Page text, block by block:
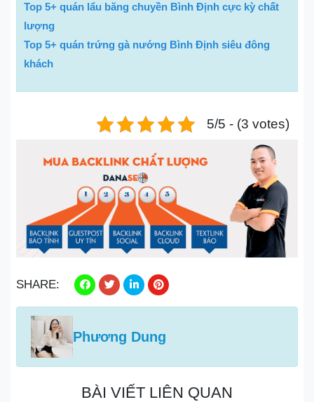
Top 5+ quán lẩu băng chuyền Bình Định cực kỳ chất
lượng
Top 5+ quán trứng gà nướng Bình Định siêu đông
khách
5/5 - (3 votes)
SHARE:
Phương Dung
BÀI VIẾT LIÊN QUAN